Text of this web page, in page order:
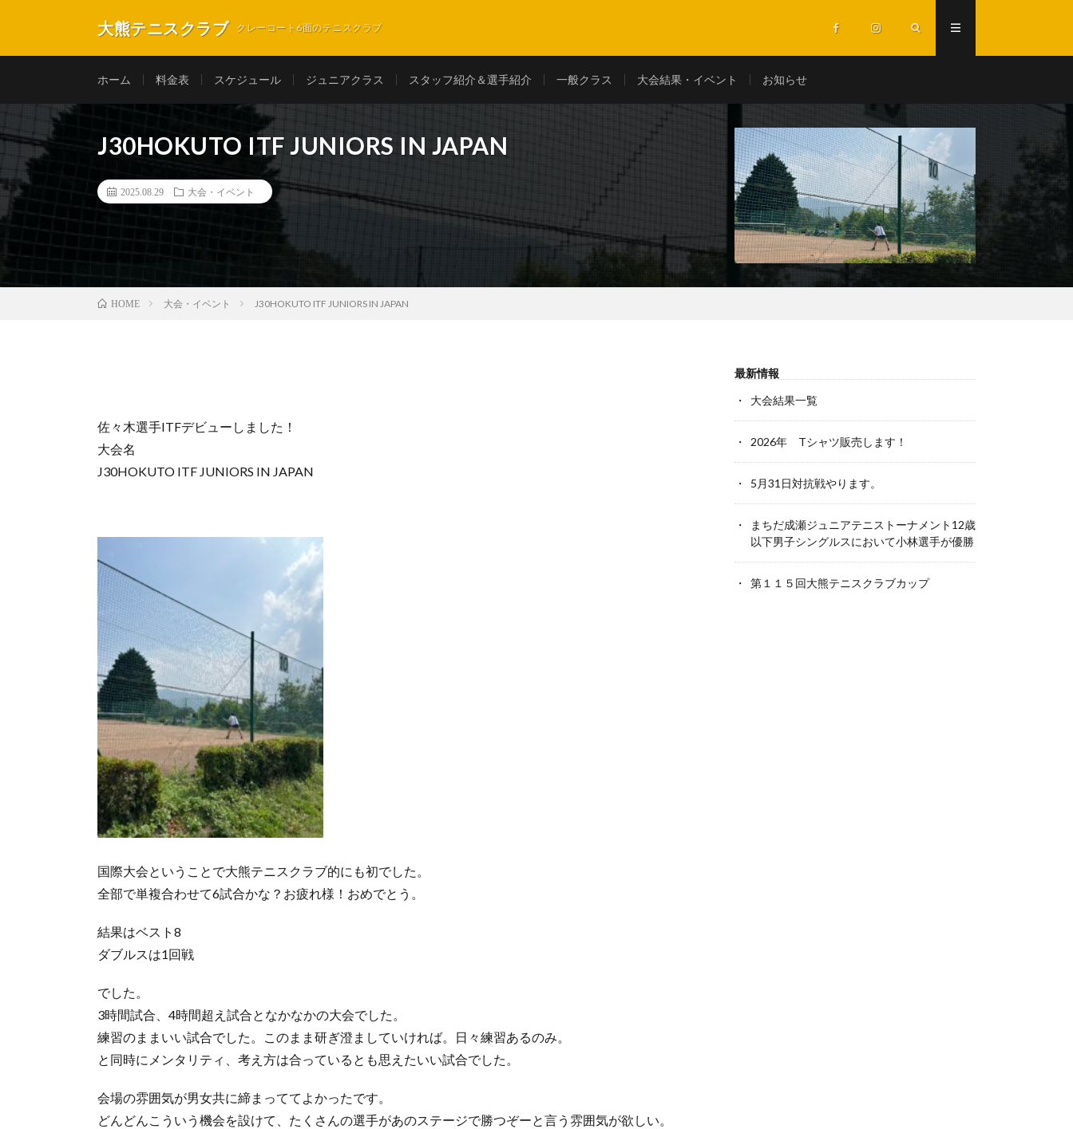
大熊テニスクラブ クレーコート6面のテニスクラブ
ホーム 料金表 スケジュール ジュニアクラス スタッフ紹介＆選手紹介 一般クラス 大会結果・イベント お知らせ
J30HOKUTO ITF JUNIORS IN JAPAN
2025.08.29 大会・イベント
HOME 大会・イベント J30HOKUTO ITF JUNIORS IN JAPAN
佐々木選手ITFデビューしました！
大会名
J30HOKUTO ITF JUNIORS IN JAPAN
国際大会ということで大熊テニスクラブ的にも初でした。
全部で単複合わせて6試合かな？お疲れ様！おめでとう。
結果はベスト8
ダブルスは1回戦
でした。
3時間試合、4時間超え試合となかなかの大会でした。
練習のままいい試合でした。このまま研ぎ澄ましていければ。日々練習あるのみ。
と同時にメンタリティ、考え方は合っているとも思えたいい試合でした。
会場の雰囲気が男女共に締まっててよかったです。
どんどんこういう機会を設けて、たくさんの選手があのステージで勝つぞーと言う雰囲気が欲しい。
最新情報
大会結果一覧
2026年 Tシャツ販売します！
5月31日対抗戦やります。
まちだ成瀬ジュニアテニストーナメント12歳
以下男子シングルスにおいて小林選手が優勝
第１１５回大熊テニスクラブカップ